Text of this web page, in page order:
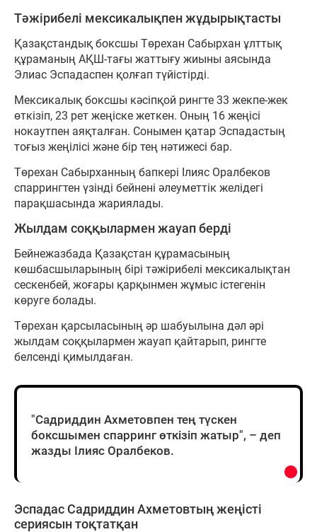
Тәжірибелі мексикалықпен жұдырықтасты
Қазақстандық боксшы Төрехан Сабырхан ұлттық
құраманың АҚШ-тағы жаттығу жиыны аясында
Элиас Эспадаспен қолғап түйістірді.
Мексикалық боксшы кәсіпқой рингте 33 жекпе-жек
өткізіп, 23 рет жеңіске жеткен. Оның 16 жеңісі
нокаутпен аяқталған. Сонымен қатар Эспадастың
тоғыз жеңілісі және бір тең нәтижесі бар.
Төрехан Сабырханның бапкері Ілияс Оралбеков
спаррингтен үзінді бейнені әлеуметтік желідегі
парақшасында жариялады.
Жылдам соққылармен жауап берді
Бейнежазбада Қазақстан құрамасының
көшбасшыларының бірі тәжірибелі мексикалықтан
сескенбей, жоғары қарқынмен жұмыс істегенін
көруге болады.
Төрехан қарсыласының әр шабуылына дәл әрі
жылдам соққылармен жауап қайтарып, рингте
белсенді қимылдаған.
"Садриддин Ахметовпен тең түскен
боксшымен спарринг өткізіп жатыр", – деп
жазды Ілияс Оралбеков.
Эспадас Садриддин Ахметовтың жеңісті
сериясын тоқтатқан